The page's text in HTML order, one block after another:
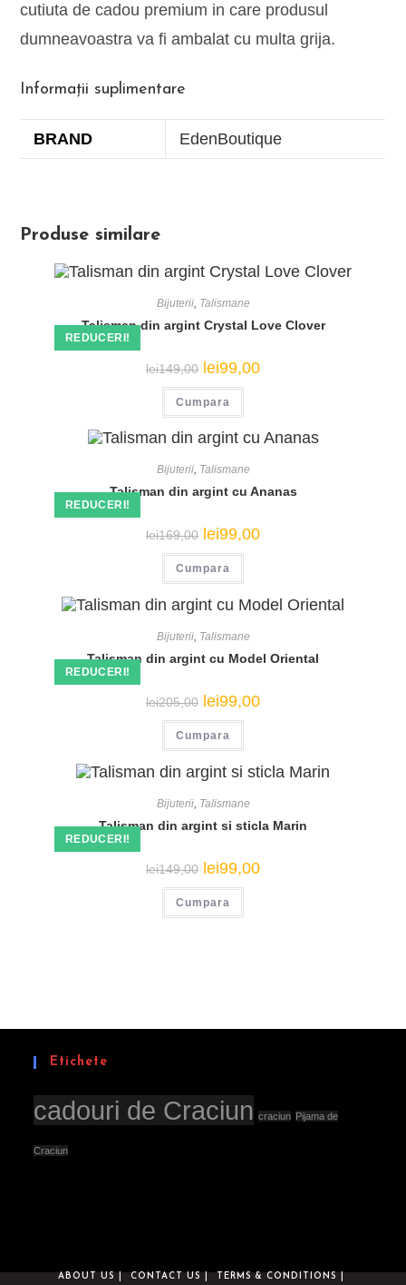
cutiuta de cadou premium in care produsul
dumneavoastra va fi ambalat cu multa grija.
Informații suplimentare
BRAND EdenBoutique
Produse similare
REDUCERI!
Bijuterii, Talismane
Talisman din argint Crystal Love Clover
lei149,00 Prețul
inițial
a
fost:
lei149,00.
lei99,00Prețul
Cumpara
REDUCERI!
Bijuterii, Talismane
Talisman din argint cu Ananas
lei169,00 Prețul
inițial
a
fost:
lei169,00.
lei99,00Prețul
Cumpara
REDUCERI!
Bijuterii, Talismane
Talisman din argint cu Model Oriental
lei205,00 Prețul
inițial
a
fost:
lei205,00.
lei99,00Prețul
Cumpara
REDUCERI!
Bijuterii, Talismane
Talisman din argint si sticla Marin
lei149,00 Prețul
inițial
a
fost:
lei149,00.
lei99,00Prețul
Cumpara
Etichete
cadouri de Craciun craciun Pijama de
Craciun
ABOUT US CONTACT US TERMS & CONDITIONS